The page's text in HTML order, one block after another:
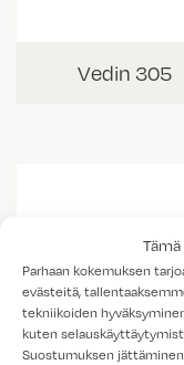
Parhaan kokemuksen
evästeitä,
tekniikoiden
kuten
Suostumuksen
Vedin 305